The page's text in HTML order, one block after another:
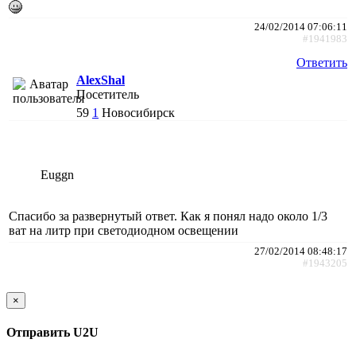
24/02/2014 07:06:11
#1941983
Ответить
AlexShal
Посетитель
59 1 Новосибирск
Euggn
Спасибо за развернутый ответ. Как я понял надо около 1/3
ват на литр при светодиодном освещении
27/02/2014 08:48:17
#1943205
×
Отправить U2U